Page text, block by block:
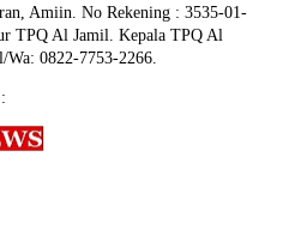
Amiin. No Rekening : 3535-01-
TPQ Al Jamil. Kepala TPQ Al
0822-7753-2266.